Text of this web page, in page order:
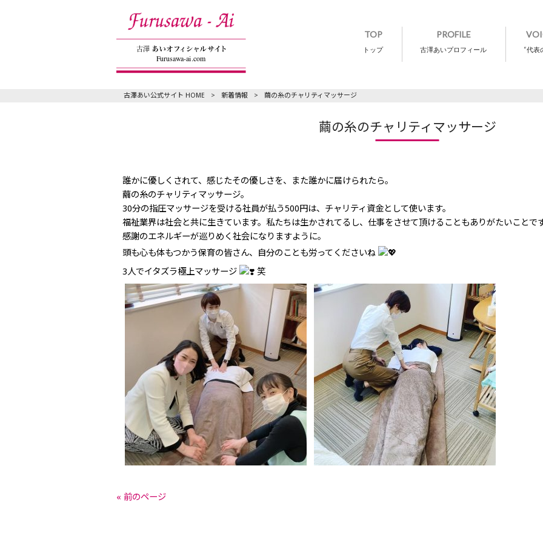
TOP
トップ
PROFILE
古澤あいプロフィール “代表
古澤あい公式サイト HOME > 新着情報 > 繭の糸のチャリティマッサージ
繭の糸のチャリティマッサージ
誰かに優しくされて、感じたその優しさを、また誰かに届けられたら。
繭の糸のチャリティマッサージ。
30分の指圧マッサージを受ける社員が払う500円は、チャリティ資金として使います。
福祉業界は社会と共に生きています。私たちは生かされてるし、仕事をさせて頂けることもありがたいことです
感謝のエネルギーが巡りめく社会になりますように。
頭も心も体もつかう保育の皆さん、自分のことも労ってくださいね
3人でイタズラ極上マッサージ
笑
« 前のページ